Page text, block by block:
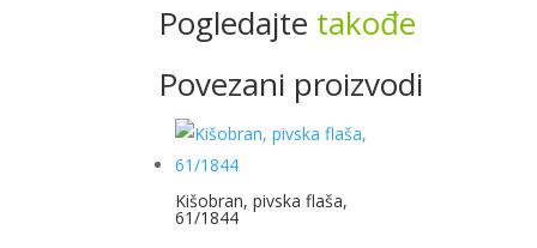
Pogledajte takođe
Povezani proizvodi
Kišobran, pivska flaša,
61/1844